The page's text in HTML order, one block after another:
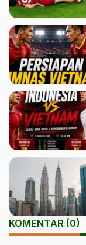
KOMENTAR (0)